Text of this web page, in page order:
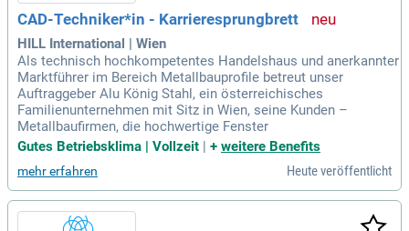
CAD-Techniker*in - Karrieresprungbrett
HILL International | Wien
Als technisch hochkompetentes Handelshaus und anerkannter
Marktführer im Bereich Metallbauprofile betreut unser
Auftraggeber Alu König Stahl, ein österreichisches
Familienunternehmen mit Sitz in Wien, seine Kunden –
Metallbaufirmen, die hochwertige Fenster
Gutes Betriebsklima | Vollzeit | + weitere Benefits
mehr erfahren Heute veröffentlicht